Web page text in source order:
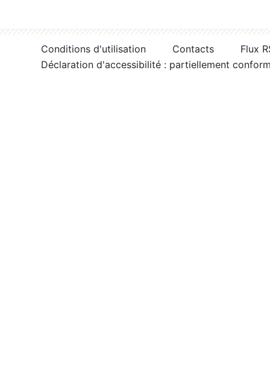
Conditions d'utilisation Contacts
Flux
Déclaration d'accessibilité : partiellement